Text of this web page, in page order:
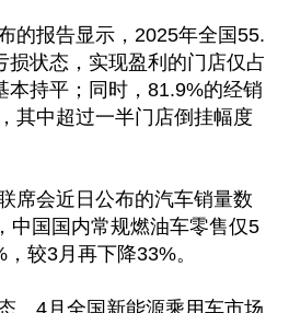
的报告显示，2025年全国55.
损状态，实现盈利的门店仅占
本持平；同时，81.9%的经销
其中超过一半门店倒挂幅度
席会近日公布的汽车销量数
中国国内常规燃油车零售仅5
较3月再下降33%。
。4月全国新能源乘用车市场